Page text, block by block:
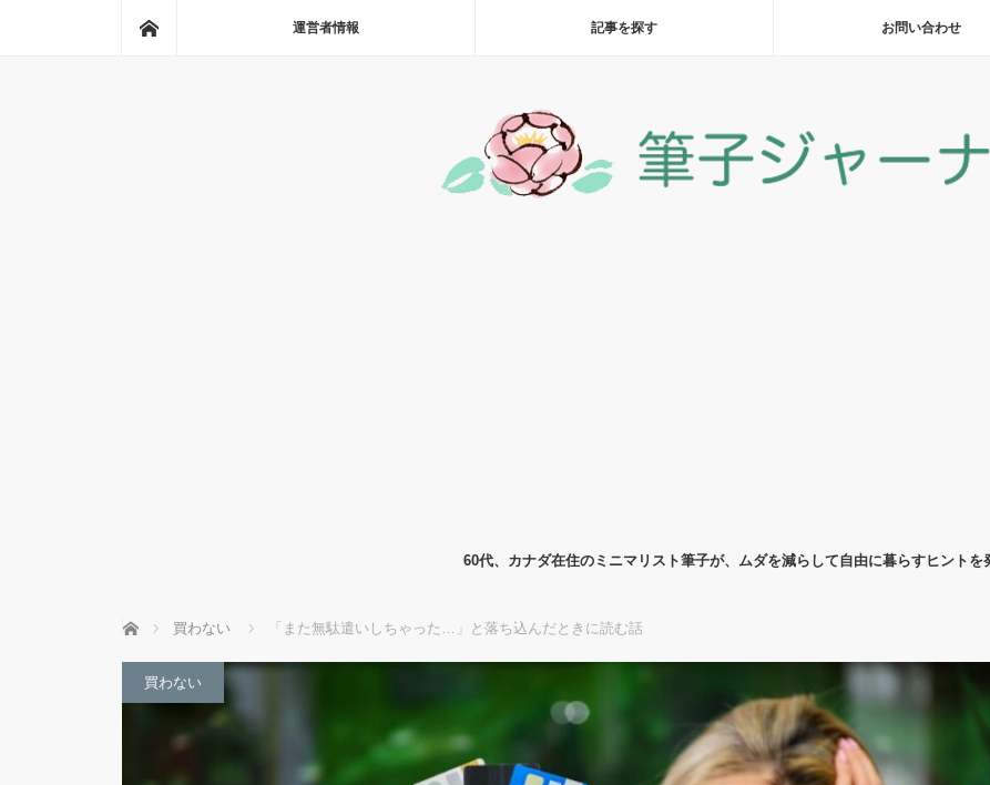
運営者情報 記事を探す お問い合わせ
60代、カナダ在住のミニマリスト筆子が、ムダを減らして自由に暮らすヒントを
ホーム 買わない 「また無駄遣いしちゃった…」と落ち込んだときに読む話
買わない